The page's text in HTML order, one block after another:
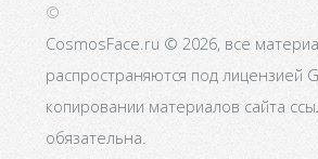
©
CosmosFace.ru © 2026, все
распространяются под лицензией
копировании материалов сайта
обязательна.